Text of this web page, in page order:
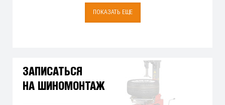
ПОКАЗАТЬ ЕЩЕ
ЗАПИСАТЬСЯ
НА ШИНОМОНТАЖ